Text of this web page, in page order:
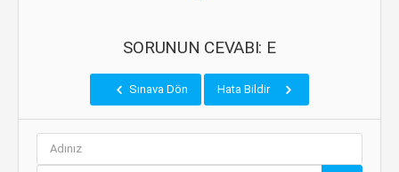
SORUNUN CEVABI: E
Sınava Dön Hata Bildir